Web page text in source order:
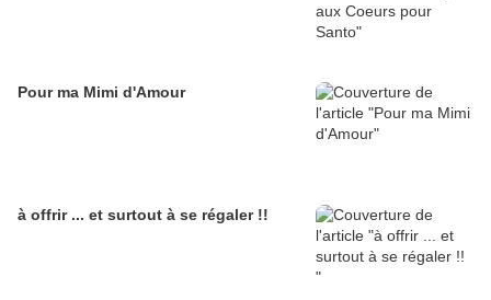
Pour ma Mimi d'Amour
à offrir ... et surtout à se régaler !!